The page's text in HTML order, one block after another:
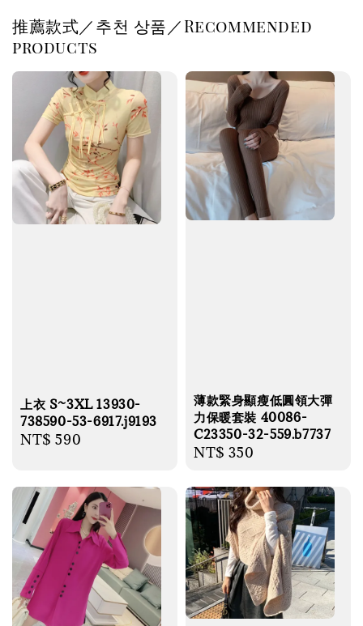
推薦款式／추천 상품／Recommended
products
上衣 S~3XL 13930-
738590-53-6917.j9193
Regular
NT$ 590
薄款緊身顯瘦低圓領大彈
力保暖套裝 40086-
C23350-32-559.b7737
Regular
NT$ 350